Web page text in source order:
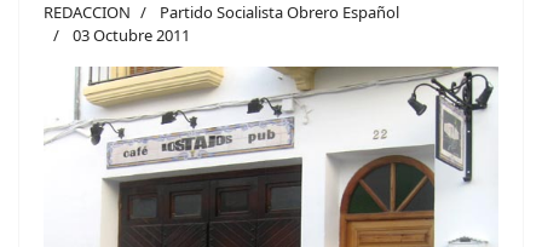
REDACCION
Partido Socialista Obrero Español
03 Octubre 2011